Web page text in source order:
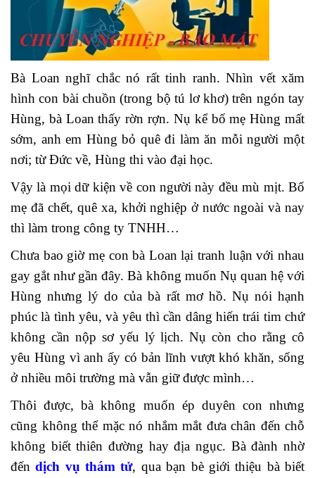
Bà Loan nghĩ chắc nó rất tinh ranh. Nhìn vết xăm
hình con bài chuồn (trong bộ tú lơ khơ) trên ngón tay
Hùng, bà Loan thấy rờn rợn. Nụ kể bố mẹ Hùng mất
sớm, anh em Hùng bỏ quê đi làm ăn mỗi người một
nơi; từ Đức về, Hùng thi vào đại học.
Vậy là mọi dữ kiện về con người này đều mù mịt. Bố
mẹ đã chết, quê xa, khởi nghiệp ở nước ngoài và nay
thì làm trong công ty TNHH…
Chưa bao giờ mẹ con bà Loan lại tranh luận với nhau
gay gắt như gần đây. Bà không muốn Nụ quan hệ với
Hùng nhưng lý do của bà rất mơ hồ. Nụ nói hạnh
phúc là tình yêu, và yêu thì cần dâng hiến trái tim chứ
không cần nộp sơ yếu lý lịch. Nụ còn cho rằng cô
yêu Hùng vì anh ấy có bản lĩnh vượt khó khăn, sống
ở nhiều môi trường mà vẫn giữ được mình…
Thôi được, bà không muốn ép duyên con nhưng
cũng không thể mặc nó nhắm mắt đưa chân đến chỗ
không biết thiên đường hay địa ngục. Bà đành nhờ
đếndịch vụ thám tử, qua bạn bè giới thiệu bà biết